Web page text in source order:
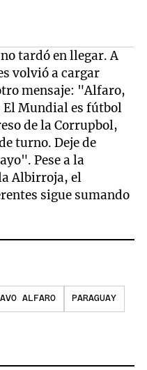
no tardó en llegar. A
volvió a cargar
mensaje: "Alfaro,
El Mundial es fútbol
de la Corrupbol,
turno. Deje de
Pese a la
Albirroja, el
sigue sumando
ALFARO PARAGUAY